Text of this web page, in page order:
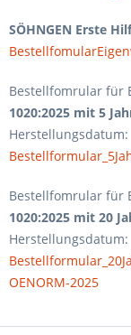
SÖHNGEN Erste
Bestellfomrular für
1020:2025 mit 5
Herstellungsdatum:
Bestellfomrular für
1020:2025 mit 20
Herstellungsdatum:
OENORM-2025